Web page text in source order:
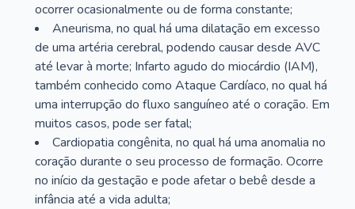
ocorrer ocasionalmente ou de forma constante;
Aneurisma, no qual há uma dilatação em excesso
de uma artéria cerebral, podendo causar desde AVC
até levar à morte; Infarto agudo do miocárdio (IAM),
também conhecido como Ataque Cardíaco, no qual há
uma interrupção do fluxo sanguíneo até o coração. Em
muitos casos, pode ser fatal;
Cardiopatia congênita, no qual há uma anomalia no
coração durante o seu processo de formação. Ocorre
no início da gestação e pode afetar o bebê desde a
infância até a vida adulta;